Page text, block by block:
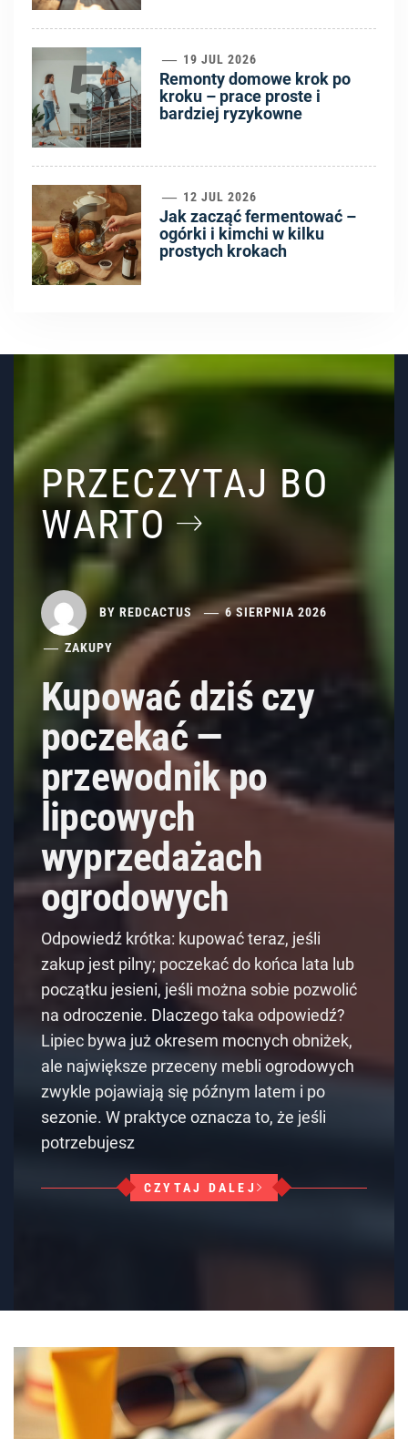
5 19 JUL 2026
Remonty domowe krok po
kroku – prace proste i
bardziej ryzykowne
6 12 JUL 2026
Jak zacząć fermentować –
ogórki i kimchi w kilku
prostych krokach
PRZECZYTAJ BO
WARTO
BY REDCACTUS 6 SIERPNIA 2026
ZAKUPY
Kupować dziś czy
poczekać —
przewodnik po
lipcowych
wyprzedażach
ogrodowych
Odpowiedź krótka: kupować teraz, jeśli
zakup jest pilny; poczekać do końca lata lub
początku jesieni, jeśli można sobie pozwolić
na odroczenie. Dlaczego taka odpowiedź?
Lipiec bywa już okresem mocnych obniżek,
ale największe przeceny mebli ogrodowych
zwykle pojawiają się późnym latem i po
sezonie. W praktyce oznacza to, że jeśli
potrzebujesz
CZYTAJ DALEJ